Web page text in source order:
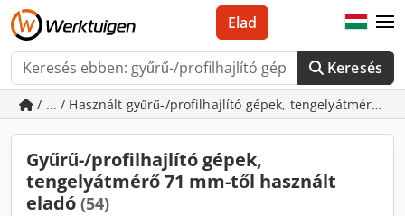
Keresés
Elad
/ ... / Használt gyűrű-/profilhajlító gépek, tengelyátmérő
Gyűrű-/profilhajlító gépek,
tengelyátmérő 71 mm-től használt
eladó (54)